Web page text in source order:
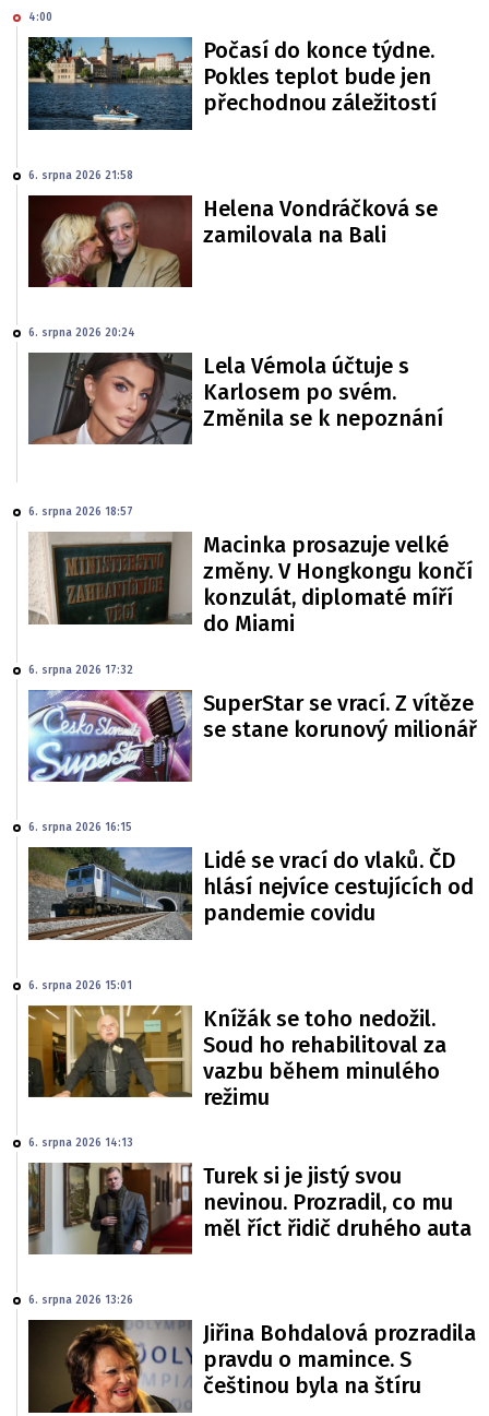
4:00
Počasí do konce týdne.
Pokles teplot bude jen
přechodnou záležitostí
6. srpna 2026 21:58
Helena Vondráčková se
zamilovala na Bali
6. srpna 2026 20:24
Lela Vémola účtuje s
Karlosem po svém.
Změnila se k nepoznání
6. srpna 2026 18:57
Macinka prosazuje velké
změny. V Hongkongu končí
konzulát, diplomaté míří
do Miami
6. srpna 2026 17:32
SuperStar se vrací. Z vítěze
se stane korunový milionář
6. srpna 2026 16:15
Lidé se vrací do vlaků. ČD
hlásí nejvíce cestujících od
pandemie covidu
6. srpna 2026 15:01
Knížák se toho nedožil.
Soud ho rehabilitoval za
vazbu během minulého
režimu
6. srpna 2026 14:13
Turek si je jistý svou
nevinou. Prozradil, co mu
měl říct řidič druhého auta
6. srpna 2026 13:26
Jiřina Bohdalová prozradila
pravdu o mamince. S
češtinou byla na štíru